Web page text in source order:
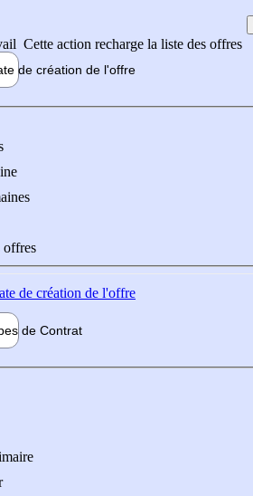
Cette action recharge la liste des offres
de création de l'offre
offres
de création de l'offre
de Contrat